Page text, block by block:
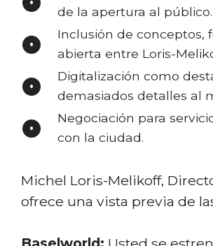
de la apertura al público.
Inclusión de conceptos,
abierta entre Loris-
Digitalización como
demasiados detalles al
Negociación para
con la ciudad.
Michel Loris-Melikoff,
ofrece una vista previa de